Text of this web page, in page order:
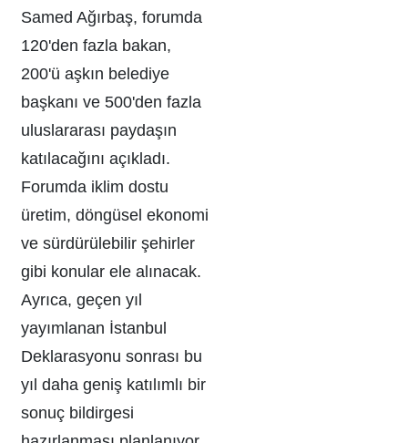
Samed Ağırbaş, forumda
120'den fazla bakan,
200'ü aşkın belediye
başkanı ve 500'den fazla
uluslararası paydaşın
katılacağını açıkladı.
Forumda iklim dostu
üretim, döngüsel ekonomi
ve sürdürülebilir şehirler
gibi konular ele alınacak.
Ayrıca, geçen yıl
yayımlanan İstanbul
Deklarasyonu sonrası bu
yıl daha geniş katılımlı bir
sonuç bildirgesi